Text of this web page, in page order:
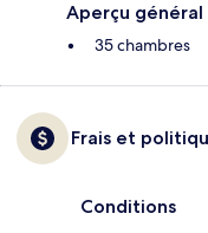
Aperçu général
35 chambres
Frais et
Conditions